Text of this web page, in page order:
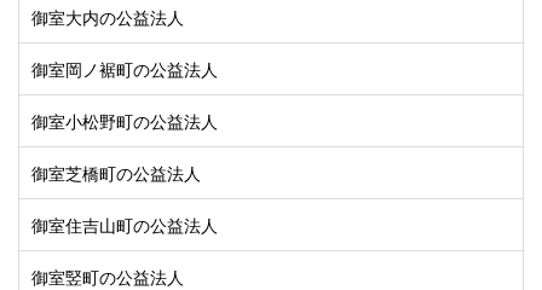
御室大内の公益法人
御室岡ノ裾町の公益法人
御室小松野町の公益法人
御室芝橋町の公益法人
御室住吉山町の公益法人
御室竪町の公益法人